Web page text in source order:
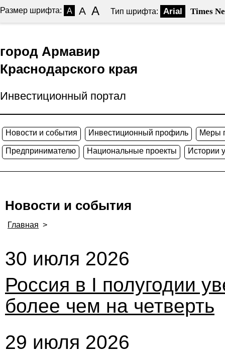
Размер шрифта: A A A Тип шрифта: Arial Times
город Армавир
Краснодарского края
Инвестиционный портал
Новости и события Инвестиционный профиль Меры
Предпринимателю Национальные проекты Истории
Новости и события
Главная >
30 июля 2026
Россия в I полугодии
более чем на четверть
29 июля 2026